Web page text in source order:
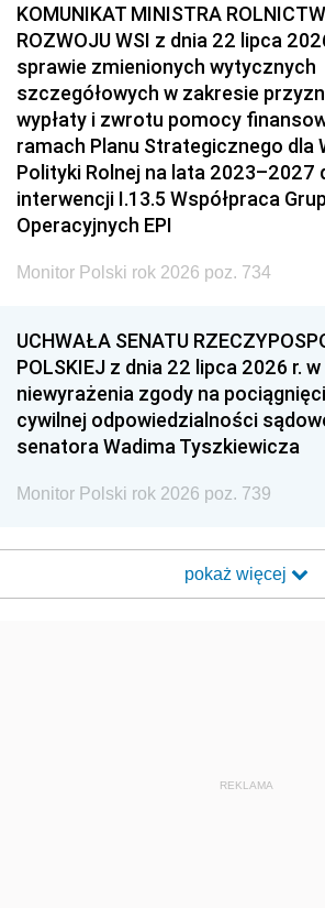
KOMUNIKAT MINISTRA
ROZWOJU WSI z dnia 22 lipca
sprawie zmienionych wytycznych
szczegółowych w zakresie
wypłaty i zwrotu pomocy
ramach Planu Strategicznego dla
Polityki Rolnej na lata 2023–2027
interwencji I.13.5 Współpraca Grup
Operacyjnych EPI
Monitor Polski rok 2026 poz. 734
UCHWAŁA SENATU
POLSKIEJ z dnia 22 lipca 2026 r.
niewyrażenia zgody na
cywilnej odpowiedzialności
senatora Wadima Tyszkiewicza
Monitor Polski rok 2026 poz. 739
pokaż więcej
REKLAMA